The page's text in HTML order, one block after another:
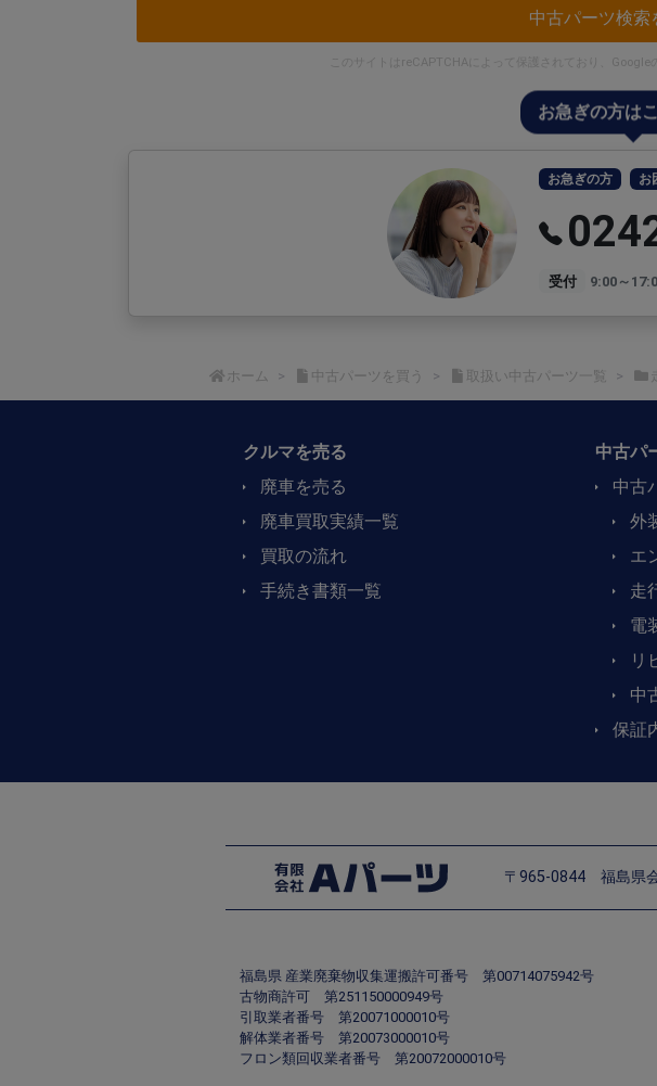
中古パーツ検索
このサイトはreCAPTCHAによって保護されており、Googleの
お急ぎの方は
お急ぎの方 お
受付 9:00～
ホーム 中古パーツを買う 取扱い中古パーツ一覧
クルマを売る
廃車を売る
廃車買取実績一覧
買取の流れ​
手続き書類一覧
中古パ
中古
外
エ
走
電
リ
中
保証
〒965-0844 福島県
福島県 産業廃棄物収集運搬許可番号 第00714075942号
古物商許可 第251150000949号
引取業者番号 第20071000010号
解体業者番号 第20073000010号
フロン類回収業者番号 第20072000010号